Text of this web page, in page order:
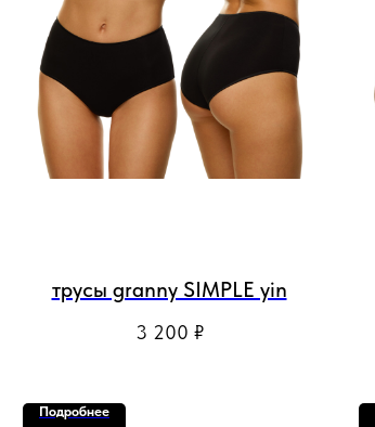
трусы granny SIMPLE yin
3 200 ₽
Подробнее